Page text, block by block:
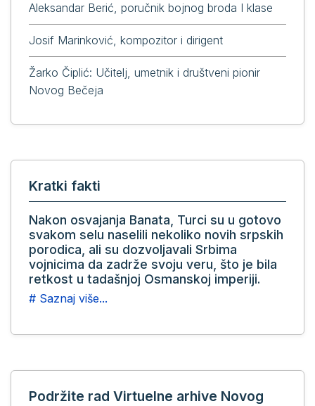
Aleksandar Berić, poručnik bojnog broda I klase
Josif Marinković, kompozitor i dirigent
Žarko Čiplić: Učitelj, umetnik i društveni pionir
Novog Bečeja
Kratki fakti
Nakon osvajanja Banata, Turci su u gotovo
svakom selu naselili nekoliko novih srpskih
porodica, ali su dozvoljavali Srbima
vojnicima da zadrže svoju veru, što je bila
retkost u tadašnjoj Osmanskoj imperiji.
# Saznaj više...
Podržite rad Virtuelne arhive Novog